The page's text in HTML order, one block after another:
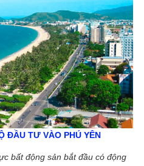
ĐẦU TƯ VÀO PHÚ YÊN
bất động sản bắt đầu có động